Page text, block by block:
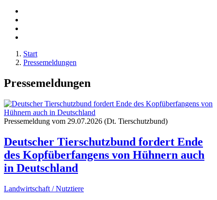
Start
Pressemeldungen
Pressemeldungen
Pressemeldung vom 29.07.2026 (Dt. Tierschutzbund)
Deutscher Tierschutzbund fordert Ende
des Kopfüberfangens von Hühnern auch
in Deutschland
Landwirtschaft / Nutztiere